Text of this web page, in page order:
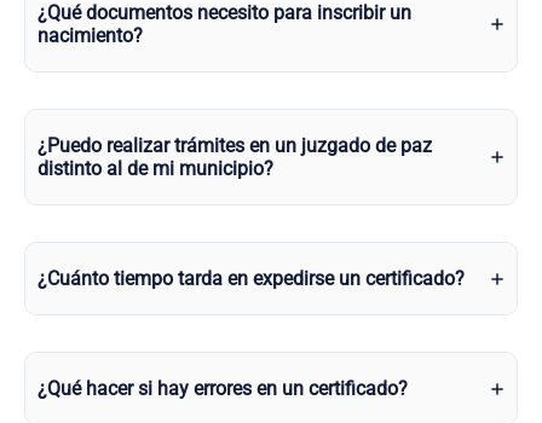
¿Qué documentos necesito para inscribir un
nacimiento?
¿Puedo realizar trámites en un juzgado de paz
distinto al de mi municipio?
¿Cuánto tiempo tarda en expedirse un certificado?
¿Qué hacer si hay errores en un certificado?